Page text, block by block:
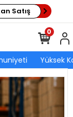
Yüksek
Satış
0